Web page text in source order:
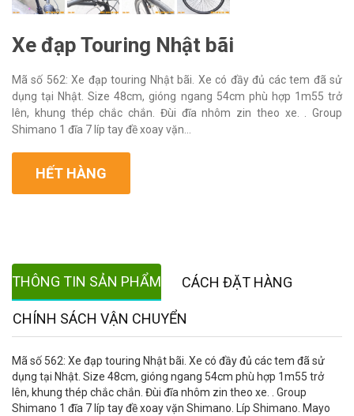
Xe đạp Touring Nhật bãi
Mã số 562: Xe đạp touring Nhật bãi. Xe có đầy đủ các tem đã sử
dụng tại Nhật. Size 48cm, gióng ngang 54cm phù hợp 1m55 trở
lên, khung thép chắc chắn. Đùi đĩa nhôm zin theo xe. . Group
Shimano 1 đĩa 7 líp tay đề xoay vặn...
HẾT HÀNG
THÔNG TIN SẢN PHẨM CÁCH ĐẶT HÀNG
CHÍNH SÁCH VẬN CHUYỂN
Mã số 562: Xe đạp touring Nhật bãi. Xe có đầy đủ các tem đã sử
dụng tại Nhật. Size 48cm, gióng ngang 54cm phù hợp 1m55 trở
lên, khung thép chắc chắn. Đùi đĩa nhôm zin theo xe. . Group
Shimano 1 đĩa 7 líp tay đề xoay vặn Shimano. Líp Shimano. Mayo